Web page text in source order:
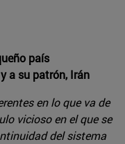
país
a su patrón, Irán
en lo que va de
vicioso en el que se
del sistema